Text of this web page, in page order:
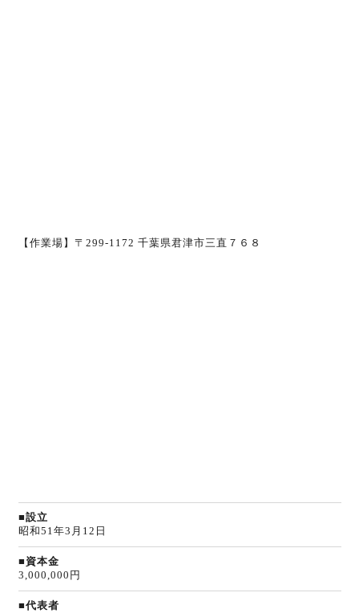
【作業場】〒299-1172 千葉県君津市三直７６８
■設立
昭和51年3月12日
■資本金
3,000,000円
■代表者